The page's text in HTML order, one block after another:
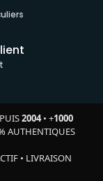
2004• +1000
AUTHENTIQUES
• LIVRAISON